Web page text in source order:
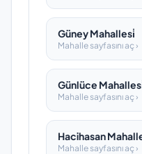
Güney Mahallesi̇
Mahalle sayfasını aç ›
Günlüce
Mahalle sayfasını aç ›
Hacihasan
Mahalle sayfasını aç ›